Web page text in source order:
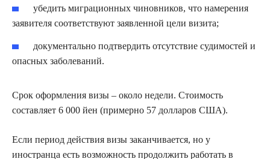
убедить миграционных чиновников, что намерения
заявителя соответствуют заявленной цели визита;
документально подтвердить отсутствие судимостей и
опасных заболеваний.
Срок оформления визы – около недели. Стоимость
составляет 6 000 йен (примерно 57 долларов США).
Если период действия визы заканчивается, но у
иностранца есть возможность продолжить работать в